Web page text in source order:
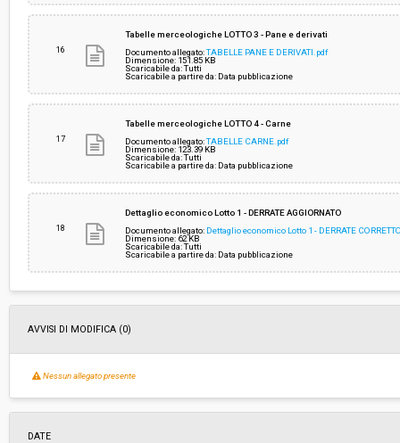
16
Tabelle merceologiche LOTTO 3 - Pane e derivati
Documento allegato:TABELLE PANE E DERIVATI.pdf
Dimensione: 151.85 KB
Scaricabile da: Tutti
Scaricabile a partire da: Data pubblicazione
17
Tabelle merceologiche LOTTO 4 - Carne
Documento allegato:TABELLE CARNE.pdf
Dimensione: 123.39 KB
Scaricabile da: Tutti
Scaricabile a partire da: Data pubblicazione
18
Dettaglio economico Lotto 1 - DERRATE AGGIORNATO
Documento allegato: Dettaglio economico Lotto 1 - DERRATE
Dimensione: 62 KB
Scaricabile da: Tutti
Scaricabile a partire da: Data pubblicazione
AVVISI DI MODIFICA (0)
Nessun allegato presente
DATE